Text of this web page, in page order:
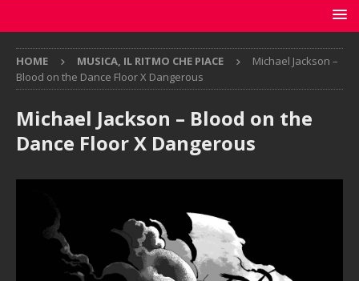
HOME MUSICA, IL RITMO CHE PIACE
Michael Jackson –
Blood on the Dance Floor X Dangerous
Michael Jackson – Blood on the
Dance Floor X Dangerous